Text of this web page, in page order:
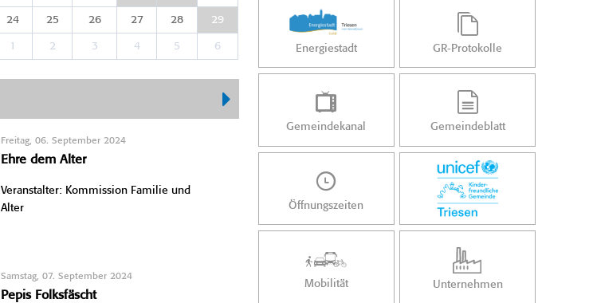
24 25 26 27 28 29
1 2 3 4 5 6
Freitag, 06. September 2024
Ehre dem Alter
Veranstalter: Kommission Familie und
Alter
Samstag, 07. September 2024
Pepis Folksfäscht
Energiestadt GR-Protokolle
Gemeindekanal Gemeindeblatt
Öffnungszeiten
Mobilität Unternehmen